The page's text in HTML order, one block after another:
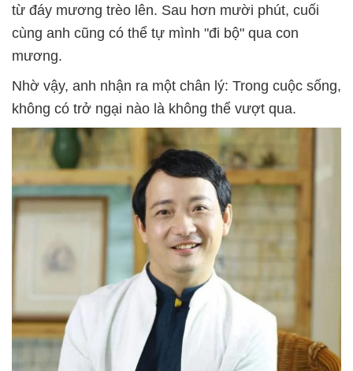
từ đáy mương trèo lên. Sau hơn mười phút, cuối
cùng anh cũng có thể tự mình "đi bộ" qua con
mương.
Nhờ vậy, anh nhận ra một chân lý: Trong cuộc sống,
không có trở ngại nào là không thể vượt qua.